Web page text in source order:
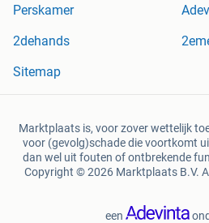
Perskamer
2dehands
Sitemap
Marktplaats is, voor zover wettelijk
voor (gevolg)schade die voortkomt
dan wel uit fouten of ontbrekende
Copyright © 2026 Marktplaats B.V.
een